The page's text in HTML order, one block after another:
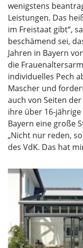
wenigstens
Leistungen. Das
im Freistaat gibt“,
beschämend sei,
Jahren in Bayern
die
individuelles Pech
Mascher und
auch von Seiten
ihre über 16-
Bayern eine große
„Nicht nur reden,
des VdK. Das hat